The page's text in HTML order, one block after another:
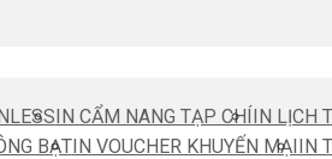
IN CẨM NANG TẠP CHÍIN LỊCH
BẠTIN VOUCHER KHUYẾN MẠIIN